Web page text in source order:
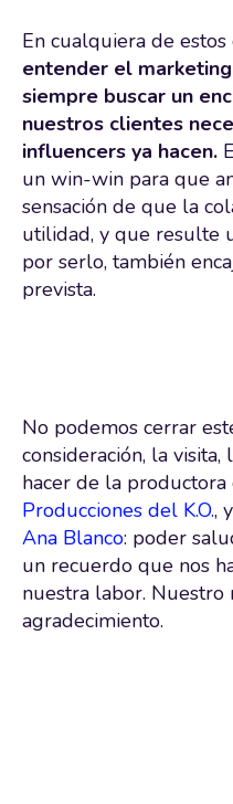
En cualquiera de estos
entender el
siempre buscar un
nuestros clientes
influencers ya hacen.
un win-win para que
sensación de que la
utilidad, y que resulte
por serlo, también
prevista.
No podemos cerrar
consideración, la
hacer de la
Producciones del K.O.,
Ana Blanco: poder
un recuerdo que nos
nuestra labor. Nuestro
agradecimiento.